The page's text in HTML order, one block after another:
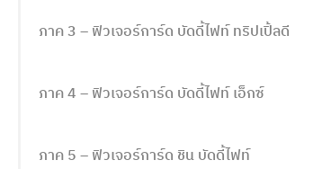
ภาค 3 – ฟิวเจอร์การ์ด บัดดี้ไฟท์ ทริปเปิ้ลดี
ภาค 4 – ฟิวเจอร์การ์ด บัดดี้ไฟท์ เอ็กซ์
ภาค 5 – ฟิวเจอร์การ์ด ชิน บัดดี้ไฟท์